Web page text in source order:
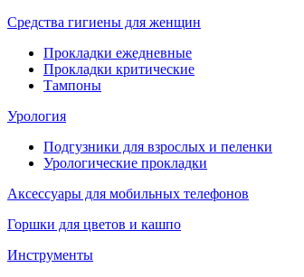
Средства гигиены для женщин
Прокладки ежедневные
Прокладки критические
Тампоны
Урология
Подгузники для взрослых и пеленки
Урологические прокладки
Аксессуары для мобильных телефонов
Горшки для цветов и кашпо
Инструменты